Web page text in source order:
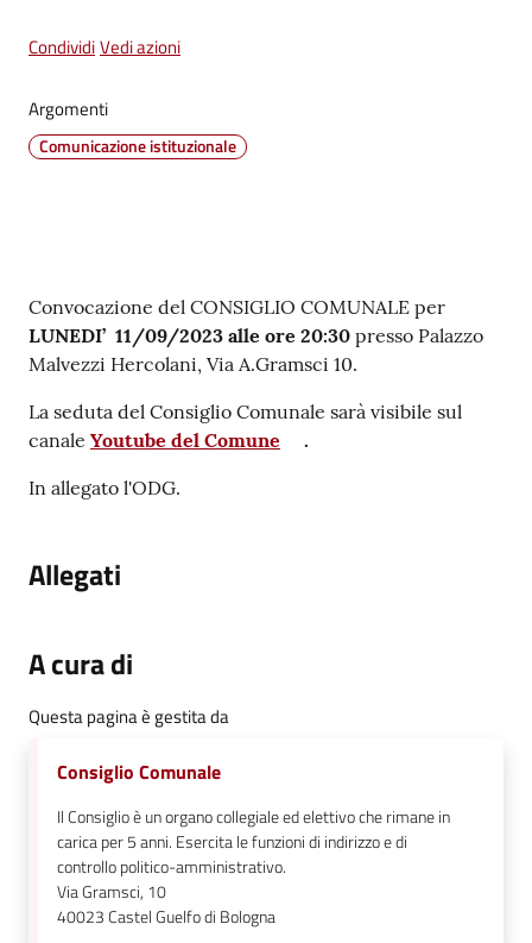
gli
argomenti...
CondividiVedi azioni
Argomenti
Comunicazione istituzionale
Contenuto
Convocazione del CONSIGLIO COMUNALE per
LUNEDI’ 11/09/2023 alle ore 20:30 presso Palazzo
Malvezzi Hercolani, Via A.Gramsci 10.
La seduta del Consiglio Comunale sarà visibile sul
canale Youtube del Comune
.
In allegato l'ODG.
Allegati
A cura di
Questa pagina è gestita da
Consiglio Comunale
Il Consiglio è un organo collegiale ed elettivo che rimane in
carica per 5 anni. Esercita le funzioni di indirizzo e di
controllo politico-amministrativo.
Via Gramsci, 10
40023Castel Guelfo di Bologna